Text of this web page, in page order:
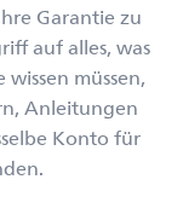
Garantie zu
auf alles, was
müssen,
Anleitungen
Konto für